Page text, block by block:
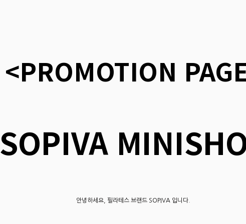
<PROMOTION
SOPIVA
안녕하세요, 필라테스 브랜드 SOPIVA 입니다.